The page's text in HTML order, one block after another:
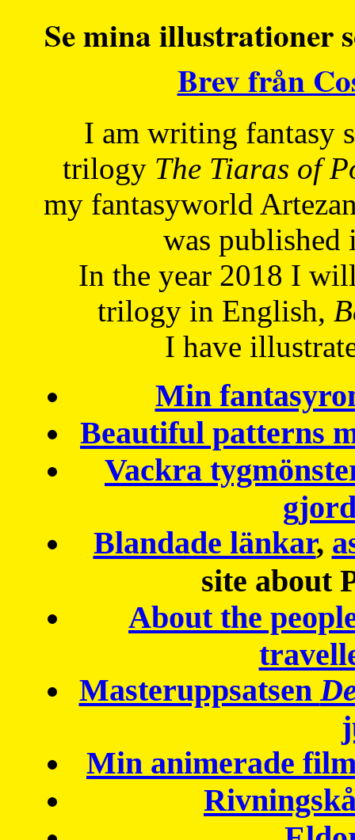
Se mina illustrationer
Brev från
I am writing fantasy
trilogy The Tiaras of
my fantasyworld
was published
In the year 2018 I
trilogy in English,
I have
Min
Beautiful patterns
Vackra
Blandade länkar,
site about
About the
Masteruppsatsen
Min animerade